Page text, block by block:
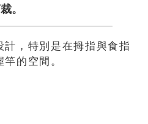
。
，特別是在拇指與食指
的空間。